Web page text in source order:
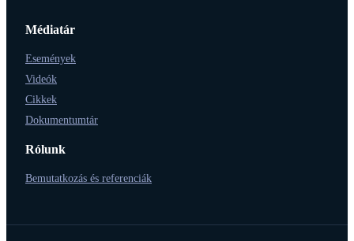
Médiatár
Események
Videók
Cikkek
Dokumentumtár
Rólunk
Bemutatkozás és referenciák